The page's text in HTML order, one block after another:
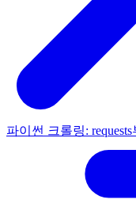
파이썬 크롤링: